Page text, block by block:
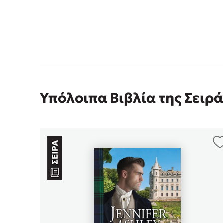
Υπόλοιπα Βιβλία της